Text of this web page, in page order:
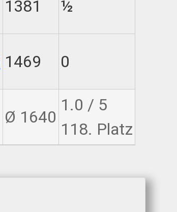
1381 ½
1469 0
Ø 1640
1.0 / 5
118. Platz